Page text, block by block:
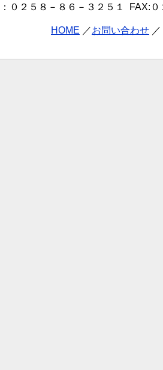
０２５８－８６－３２５１ FAX:
HOME ／お問い合わせ ／